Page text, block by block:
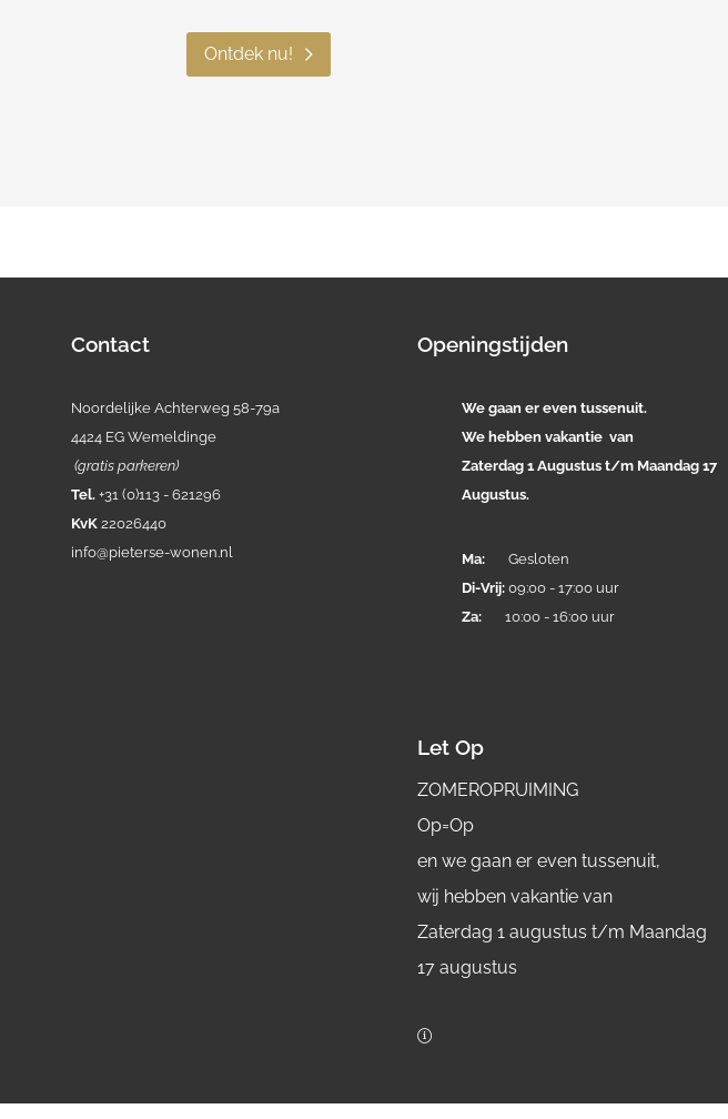
Ontdek nu!
Contact
Noordelijke Achterweg 58-79a
4424 EG Wemeldinge
(gratis parkeren)
Tel.+31 (0)113 - 621296
KvK 22026440
info@pieterse-wonen.nl
Openingstijden
We gaan er even tussenuit.
We hebben vakantie van
Zaterdag 1 Augustus t/m Maandag 17
Augustus.
Ma: Gesloten
Di-Vrij:09:00 - 17:00 uur
Za: 10:00 - 16:00 uur
Let Op
ZOMEROPRUIMING
Op=Op
en we gaan er even tussenuit,
wij hebben vakantie van
Zaterdag 1 augustus t/m Maandag
17 augustus